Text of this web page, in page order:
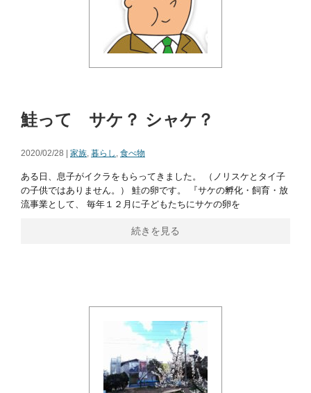
鮭って サケ？ シャケ？
2020/02/28 | 家族, 暮らし , 食べ物
ある日、息子がイクラをもらってきました。 （ノリスケとタイ子
の子供ではありません。） 鮭の卵です。 『サケの孵化・飼育・放
流事業として、 毎年１２月に子どもたちにサケの卵を
続きを見る